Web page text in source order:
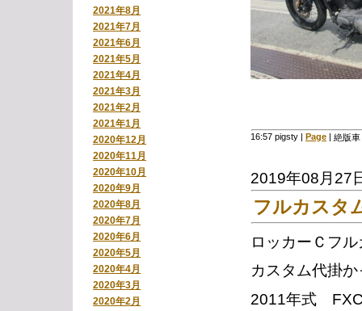
2021年8月
2021年7月
2021年6月
2021年5月
2021年4月
2021年3月
2021年2月
2021年1月
2020年12月
2020年11月
2020年10月
2020年9月
2020年8月
2020年7月
2020年6月
2020年5月
2020年4月
2020年3月
2020年2月
16:57 pigsty | Page | 絶版
2019年08月27
フルカスタ
ロッカーＣフ
カスタム代掛
2011年式